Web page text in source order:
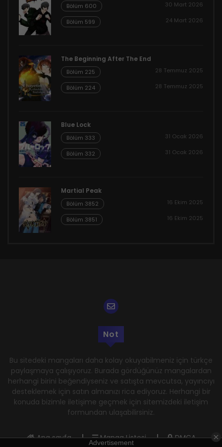
Bölüm 600 30 Mart 2026
Bölüm 599 24 Mart 2026
The Beginning After The End
Bölüm 225 28 Temmuz 2025
Bölüm 224 28 Temmuz 2025
Blue Lock
Bölüm 333 31 Ocak 2026
Bölüm 332 31 Ocak 2026
Martial Peak
Bölüm 3852 16 Ekim 2025
Bölüm 3851 16 Ekim 2025
Not
Bu sitedeki mangaları daha kolay okuyabilmeniz için türkçe
paylaşmaya çalışıyoruz. Burada gördüğünüz mangalardan
herhangi birini beğendiyseniz ve satışta mevcutsa, yayıncıyı
desteklemek için satın almanızı rica ediyoruz. Herhangi bir
konuda bizimle iletişime geçmek için sitemizdeki iletişim
formundan ulaşabilirsiniz.
Ana sayfa Manga Listesi
DMCA